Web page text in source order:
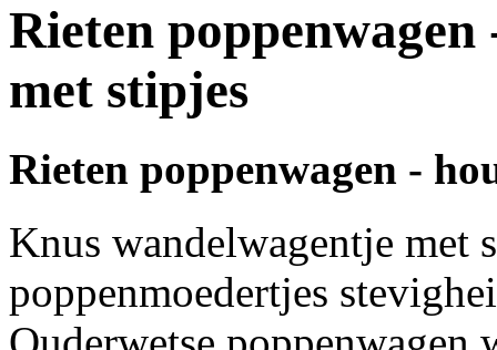
Rieten
met stipjes
Rieten poppenwagen -
Knus wandelwagentje met
poppenmoedertjes